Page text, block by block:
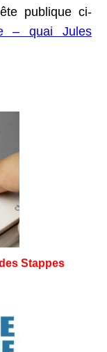
publique ci-
– quai Jules
Stappes